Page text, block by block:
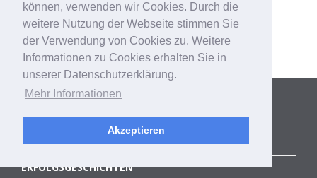
können, verwenden wir Cookies. Durch die
weitere Nutzung der Webseite stimmen Sie
der Verwendung von Cookies zu. Weitere
Informationen zu Cookies erhalten Sie in
unserer Datenschutzerklärung.
Mehr Informationen
Akzeptieren
Zoom 1 Zukunft Zulieferbetriebe
Zusammenarbeit 1
Kategorien
ALLE BLOGBEITRÄGE
ERFOLGSGESCHICHTEN